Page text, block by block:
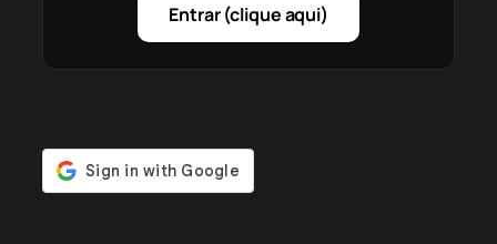
Entrar (clique aqui)